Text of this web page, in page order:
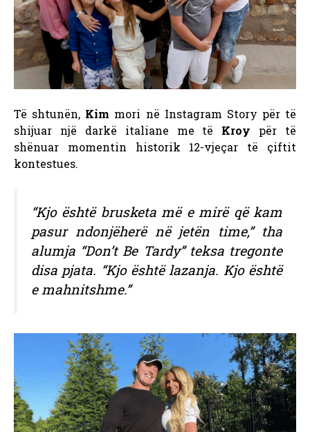
Të shtunën, Kim mori në Instagram Story për të
shijuar një darkë italiane me të Kroy për të
shënuar momentin historik 12-vjeçar të çiftit
kontestues.
“Kjo është brusketa më e mirë që kam
pasur ndonjëherë në jetën time,” tha
alumja “Don’t Be Tardy” teksa tregonte
disa pjata. “Kjo është lazanja. Kjo është
e mahnitshme.”